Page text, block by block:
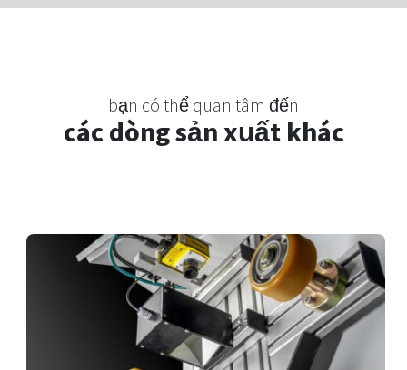
bạn có thể quan tâm đến
các dòng sản xuất khác